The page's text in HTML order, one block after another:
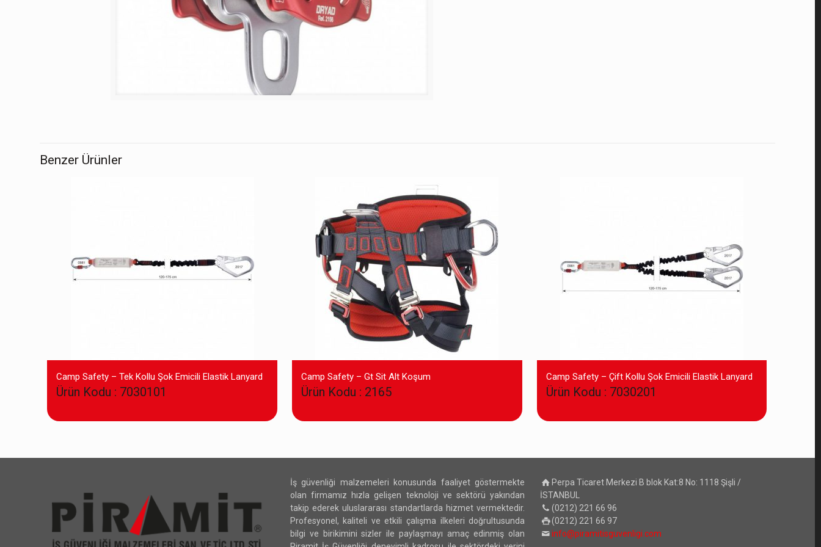
Benzer Ürünler
Camp Safety – Tek Kollu Şok Emicili Elastik Lanyard
Ürün Kodu : 7030101
Camp Safety – Gt Sit Alt Koşum
Ürün Kodu : 2165
Camp Safety – Çift Kollu Şok Emicili Elastik Lanyard
Ürün Kodu : 7030201
İş güvenliği malzemeleri konusunda faaliyet göstermekte
olan firmamız hızla gelişen teknoloji ve sektörü yakından
takip ederek uluslararası standartlarda hizmet vermektedir.
Profesyonel, kaliteli ve etkili çalışma ilkeleri doğrultusunda
bilgi ve birikimini sizler ile paylaşmayı amaç edinmiş olan
Perpa Ticaret Merkezi B blok Kat:8 No: 1118 Şişli /
İSTANBUL
(0212) 221 66 96
(0212) 221 66 97
info@piramitisguvenligi.com